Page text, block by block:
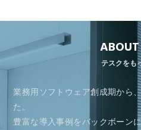
テスクをも
業務用ソフトウェア創成期から
た。
豊富な導入事例をバックボーン